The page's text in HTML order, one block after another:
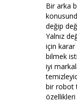
Bir arka
değip
Yalnız
için karar
bilmek
iyi
bir robot